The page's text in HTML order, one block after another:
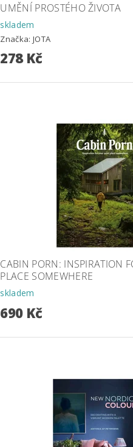
UMĚNÍ PROSTÉHO ŽIVOTA
skladem
Značka: JOTA
278 Kč
CABIN PORN: INSPIRATION
PLACE SOMEWHERE
skladem
690 Kč